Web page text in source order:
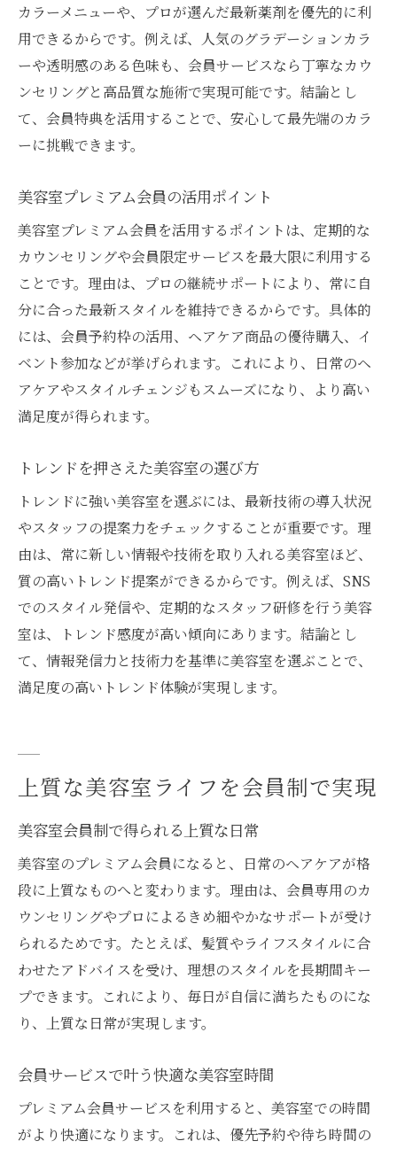
カラーメニューや、プロが選んだ最新薬剤を優先的に利
用できるからです。例えば、人気のグラデーションカラ
ーや透明感のある色味も、会員サービスなら丁寧なカウ
ンセリングと高品質な施術で実現可能です。結論とし
て、会員特典を活用することで、安心して最先端のカラ
ーに挑戦できます。
美容室プレミアム会員の活用ポイント
美容室プレミアム会員を活用するポイントは、定期的な
カウンセリングや会員限定サービスを最大限に利用する
ことです。理由は、プロの継続サポートにより、常に自
分に合った最新スタイルを維持できるからです。具体的
には、会員予約枠の活用、ヘアケア商品の優待購入、イ
ベント参加などが挙げられます。これにより、日常のヘ
アケアやスタイルチェンジもスムーズになり、より高い
満足度が得られます。
トレンドを押さえた美容室の選び方
トレンドに強い美容室を選ぶには、最新技術の導入状況
やスタッフの提案力をチェックすることが重要です。理
由は、常に新しい情報や技術を取り入れる美容室ほど、
質の高いトレンド提案ができるからです。例えば、SNS
でのスタイル発信や、定期的なスタッフ研修を行う美容
室は、トレンド感度が高い傾向にあります。結論とし
て、情報発信力と技術力を基準に美容室を選ぶことで、
満足度の高いトレンド体験が実現します。
上質な美容室ライフを会員制で実現
美容室会員制で得られる上質な日常
美容室のプレミアム会員になると、日常のヘアケアが格
段に上質なものへと変わります。理由は、会員専用のカ
ウンセリングやプロによるきめ細やかなサポートが受け
られるためです。たとえば、髪質やライフスタイルに合
わせたアドバイスを受け、理想のスタイルを長期間キー
プできます。これにより、毎日が自信に満ちたものにな
り、上質な日常が実現します。
会員サービスで叶う快適な美容室時間
プレミアム会員サービスを利用すると、美容室での時間
がより快適になります。これは、優先予約や待ち時間の